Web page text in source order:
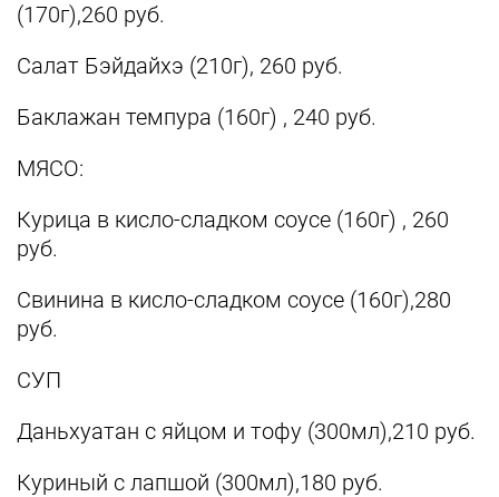
(170г),260 руб.
Салат Бэйдайхэ (210г), 260 руб.
Баклажан темпура (160г) , 240 руб.
МЯСО:
Курица в кисло-сладком соусе (160г) , 260
руб.
Свинина в кисло-сладком соусе (160г),280
руб.
СУП
Даньхуатан с яйцом и тофу (300мл),210 руб.
Куриный с лапшой (300мл),180 руб.